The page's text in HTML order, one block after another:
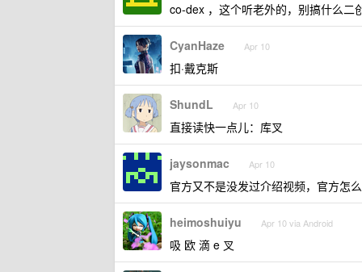
co-dex ，这个听老外的，别搞什么二
CyanHaze Apr 10
扣·戴克斯
ShundL Apr 10
直接读快一点儿：库叉
jaysonmac Apr 10
官方又不是没发过介绍视频，官方怎
heimoshuiyu Apr 10 via Android
吸 欧 滴 e 叉